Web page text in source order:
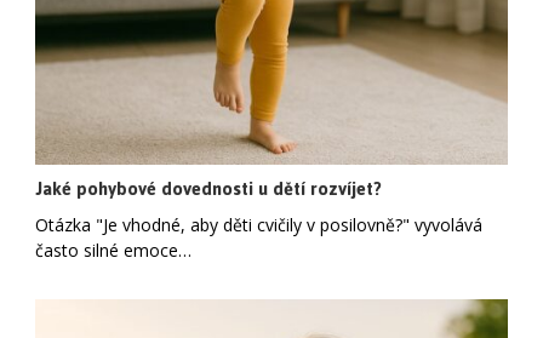
Jaké pohybové dovednosti u dětí rozvíjet?
Otázka "Je vhodné, aby děti cvičily v posilovně?" vyvolává
často silné emoce…